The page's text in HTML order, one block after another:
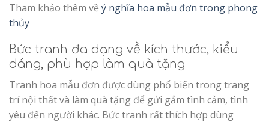
Tham khảo thêm về ý nghĩa hoa mẫu đơn trong phong
thủy
Bức tranh đa dạng về kích thước, kiểu
dáng, phù hợp làm quà tặng
Tranh hoa mẫu đơn được dùng phổ biến trong trang
trí nội thất và làm quà tặng để gửi gắm tình cảm, tình
yêu đến người khác. Bức tranh rất thích hợp dùng